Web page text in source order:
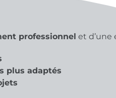
professionnel et d’une
plus adaptés